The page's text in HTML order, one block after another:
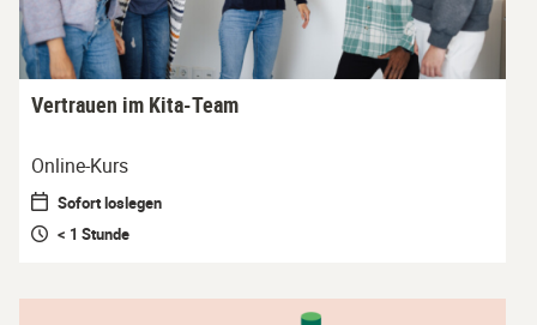
Vertrauen im Kita-Team
Online-Kurs
Sofort loslegen
< 1 Stunde